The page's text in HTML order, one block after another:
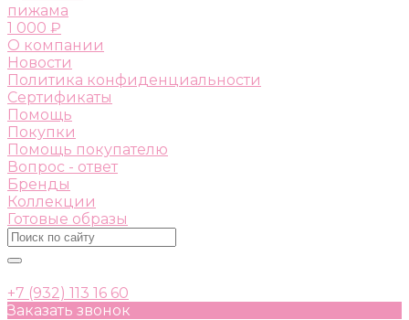
пижама
1 000 ₽
О компании
Новости
Политика конфиденциальности
Сертификаты
Помощь
Покупки
Помощь покупателю
Вопрос - ответ
Бренды
Коллекции
Готовые образы
+7 (932) 113 16 60
Заказать звонок